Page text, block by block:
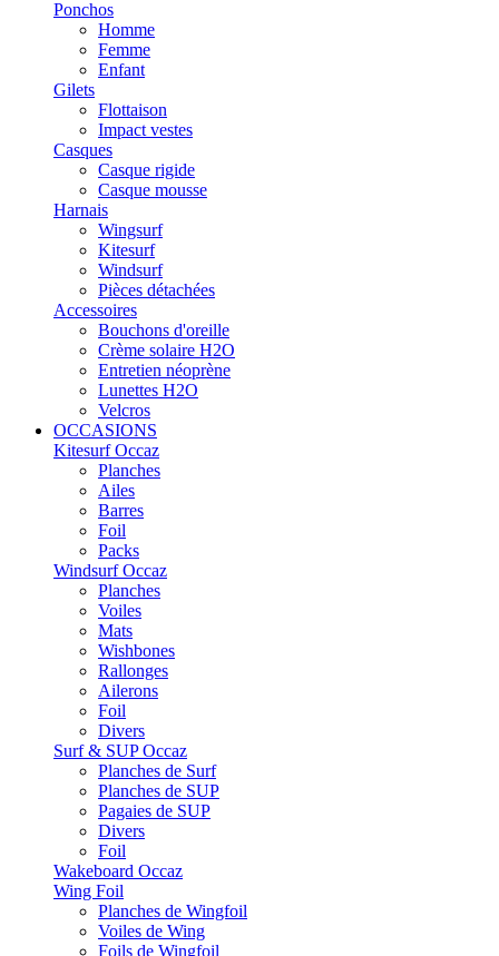
Ponchos
Homme
Femme
Enfant
Gilets
Flottaison
Impact vestes
Casques
Casque rigide
Casque mousse
Harnais
Wingsurf
Kitesurf
Windsurf
Pièces détachées
Accessoires
Bouchons d'oreille
Crème solaire H2O
Entretien néoprène
Lunettes H2O
Velcros
OCCASIONS
Kitesurf Occaz
Planches
Ailes
Barres
Foil
Packs
Windsurf Occaz
Planches
Voiles
Mats
Wishbones
Rallonges
Ailerons
Foil
Divers
Surf & SUP Occaz
Planches de Surf
Planches de SUP
Pagaies de SUP
Divers
Foil
Wakeboard Occaz
Wing Foil
Planches de Wingfoil
Voiles de Wing
Foils de Wingfoil